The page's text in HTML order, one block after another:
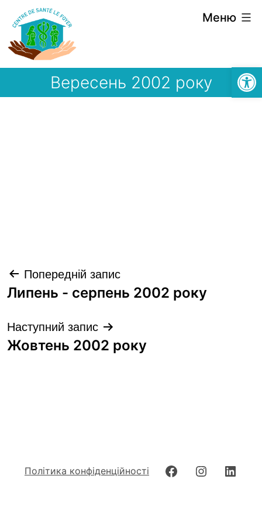
Перейти
до
вмісту
Меню
Вересень 2002 року
Навігація
записів
Попередній запис
Липень - серпень 2002 року
Наступний запис
Жовтень 2002 року
Політика конфіденційності FacebookInstagram